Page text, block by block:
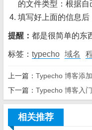
的文件类型：根据自
填写好上面的信息后
提醒： 都是很简单的东
标签： typecho 域名
上一篇： Typecho 博客添
下一篇： Typecho 博客入
相关推荐